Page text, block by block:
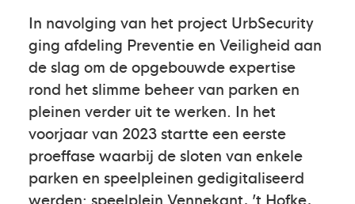
In navolging van het project UrbSecurity
ging afdeling Preventie en Veiligheid aan
de slag om de opgebouwde expertise
rond het slimme beheer van parken en
pleinen verder uit te werken. In het
voorjaar van 2023 startte een eerste
proeffase waarbij de sloten van enkele
parken en speelpleinen gedigitaliseerd
werden: speelplein Vennekant, ’t Hofke,